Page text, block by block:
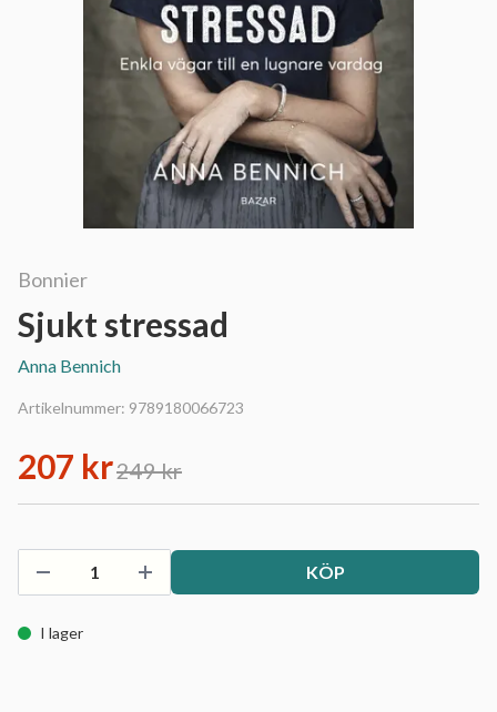
Bonnier
Sjukt stressad
Anna Bennich
Artikelnummer: 9789180066723
207 kr249 kr
KÖP
I lager